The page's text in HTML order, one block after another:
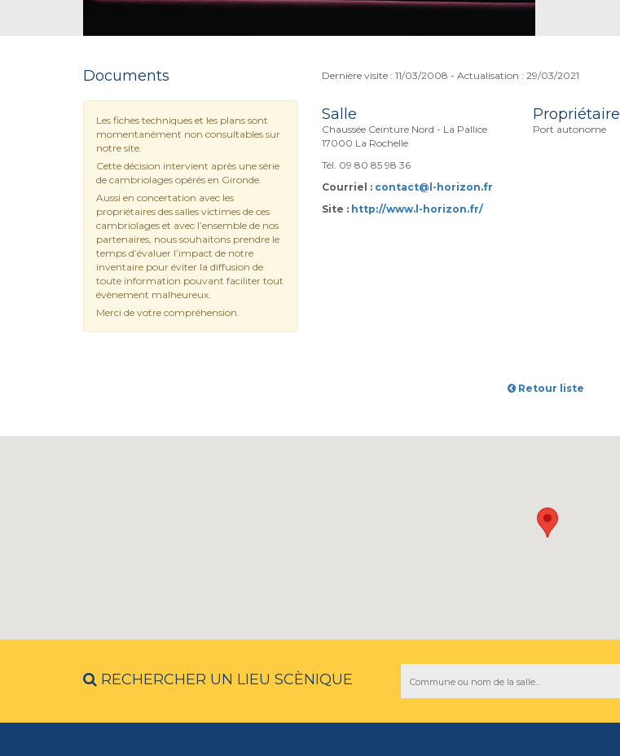
Documents
Les fiches techniques et les plans sont
momentanément non consultables sur
notre site.
Cette décision intervient après une série
de cambriolages opérés en Gironde.
Aussi en concertation avec les
propriétaires des salles victimes de ces
cambriolages et avec l’ensemble de nos
partenaires, nous souhaitons prendre le
temps d’évaluer l’impact de notre
inventaire pour éviter la diffusion de
toute information pouvant faciliter tout
évènement malheureux.
Merci de votre compréhension.
Dernière visite : 11/03/2008 - Actualisation : 29/03/2021
Salle
Chaussée Ceinture Nord - La Pallice
17000 La Rochelle
Tél. 09 80 85 98 36
Courriel : contact@l-horizon.fr
Site : http://www.l-horizon.fr/
Propriétaire
Port autonome
Retour liste
RECHERCHER UN LIEU SCÈNIQUE